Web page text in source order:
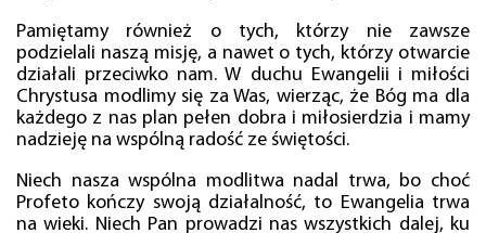
Pamiętamy również o tych, którzy nie zawsze
podzielali naszą misję, a nawet o tych, którzy otwarcie
działali przeciwko nam. W duchu Ewangelii i miłości
Chrystusa modlimy się za Was, wierząc, że Bóg ma dla
każdego z nas plan pełen dobra i miłosierdzia i mamy
nadzieję na wspólną radość ze świętości.
Niech nasza wspólna modlitwa nadal trwa, bo choć
Profeto kończy swoją działalność, to Ewangelia trwa
na wieki. Niech Pan prowadzi nas wszystkich dalej, ku